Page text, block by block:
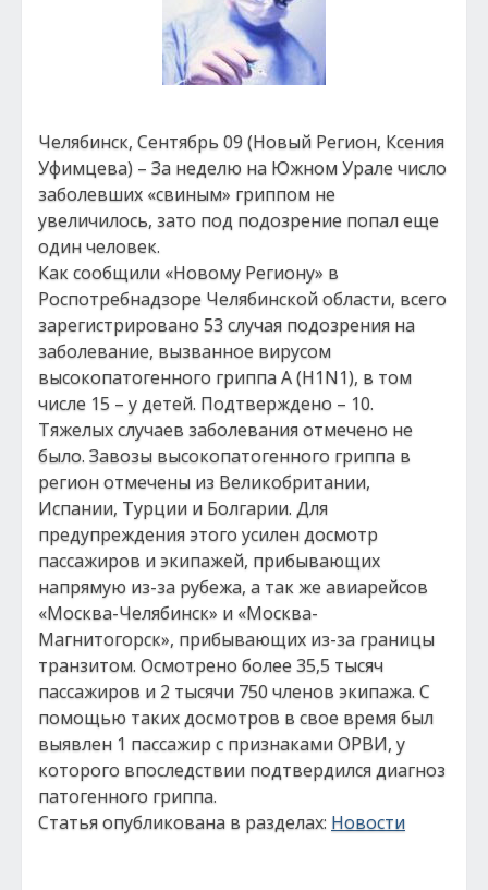
Челябинск, Сентябрь 09 (Новый Регион, Ксения
Уфимцева) – За неделю на Южном Урале число
заболевших «свиным» гриппом не
увеличилось, зато под подозрение попал еще
один человек.
Как сообщили «Новому Региону» в
Роспотребнадзоре Челябинской области, всего
зарегистрировано 53 случая подозрения на
заболевание, вызванное вирусом
высокопатогенного гриппа А (H1N1), в том
числе 15 – у детей. Подтверждено – 10.
Тяжелых случаев заболевания отмечено не
было. Завозы высокопатогенного гриппа в
регион отмечены из Великобритании,
Испании, Турции и Болгарии. Для
предупреждения этого усилен досмотр
пассажиров и экипажей, прибывающих
напрямую из-за рубежа, а так же авиарейсов
«Москва-Челябинск» и «Москва-
Магнитогорск», прибывающих из-за границы
транзитом. Осмотрено более 35,5 тысяч
пассажиров и 2 тысячи 750 членов экипажа. С
помощью таких досмотров в свое время был
выявлен 1 пассажир с признаками ОРВИ, у
которого впоследствии подтвердился диагноз
патогенного гриппа.
Статья опубликована в разделах: Новости